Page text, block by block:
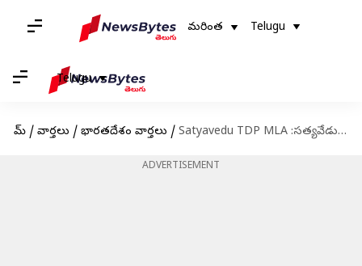
మరింత Telugu
Telugu
హోమ్ / వార్తలు / భారతదేశం వార్తలు / Satyavedu TDP MLA :సత్యవేడు టీడీపీ ఎమ్మెల్యేపై లైంగిక వేధింపుల ఆరోపణలు.. వీడియోలు రిలీజ్ చేసిన బాధితురాలు!
ADVERTISEMENT